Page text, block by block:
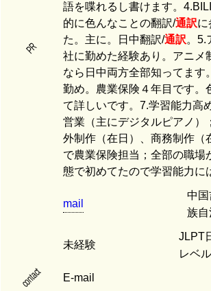
PR
語を喋れるし書けます。
的に色んなことの翻訳/通訳に
た。主に。日中翻訳/通訳。5.
社に勤めた経験あり。アニメ
なら日中両方全部知ってます
勤め。農業保険４年目です。
て詳しいです。7.学習能力高
営業（主にデジタルピアノ）
外制作（在日）、商務制作（
で農業保険担当；全部の職場
態で初めてたので学習能力に
mail
中国
族
未経験
JLPT
レベ
contact E-mail